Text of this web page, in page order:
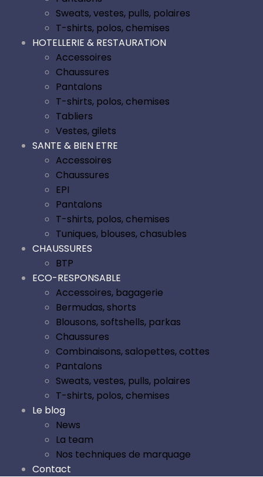
Sweats, vestes, pulls, polaires
T-shirts, polos, chemises
HOTELLERIE & RESTAURATION
Accessoires
Chaussures
Pantalons
T-shirts, polos, chemises
Tabliers
Vestes, gilets
SANTE & BIEN ETRE
Accessoires
Chaussures
EPI
Pantalons
T-shirts, polos, chemises
Tuniques, blouses, chasubles
CHAUSSURES
BTP
ECO-RESPONSABLE
Accessoires, bagagerie
Bermudas, shorts
Blousons, softshells, parkas
Chaussures
Combinaisons, salopettes, cottes
Pantalons
Sweats, vestes, pulls, polaires
T-shirts, polos, chemises
Le blog
News
La team
Nos techniques de marquage
Contact